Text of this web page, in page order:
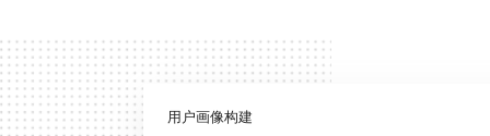
用户画像构建